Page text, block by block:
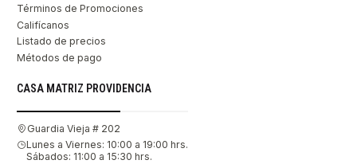
Términos de Promociones
Califícanos
Listado de precios
Métodos de pago
CASA MATRIZ PROVIDENCIA
Guardia Vieja # 202
Lunes a Viernes: 10:00 a 19:00 hrs.
Sábados: 11:00 a 15:30 hrs.